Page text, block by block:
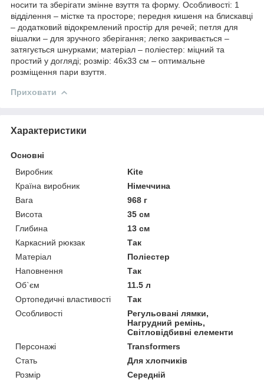
носити та зберігати змінне взуття та форму. Особливості: 1
відділення – містке та просторе; передня кишеня на блискавці
– додатковий відокремлений простір для речей; петля для
вішалки – для зручного зберігання; легко закривається –
затягується шнурками; матеріал – поліестер: міцний та
простий у догляді; розмір: 46x33 см – оптимальне
розміщення пари взуття.
Приховати
Характеристики
Основні
Виробник
Kite
Країна виробник
Німеччина
Вага
968 г
Висота
35 см
Глибина
13 см
Каркасний рюкзак
Так
Матеріал
Поліестер
Наповнення
Так
Об`єм
11.5 л
Ортопедичні властивості
Так
Особливості
Регульовані лямки,
Нагрудний ремінь,
Світловідбивні елементи
Персонажі
Transformers
Стать
Для хлопчиків
Розмір
Середній